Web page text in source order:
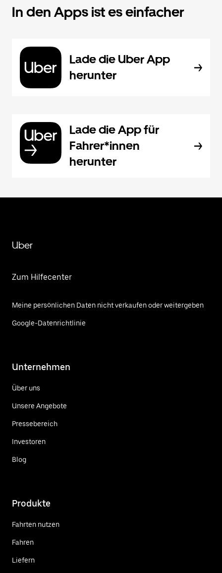
In den Apps ist es einfacher
Lade die Uber App
herunter
Lade die App für
Fahrer*innen
herunter
Uber
Zum Hilfecenter
Meine persönlichen Daten nicht verkaufen oder weitergeben
Google-Datenrichtlinie
Unternehmen
Über uns
Unsere Angebote
Pressebereich
Investoren
Blog
Produkte
Fahrten nutzen
Fahren
Liefern